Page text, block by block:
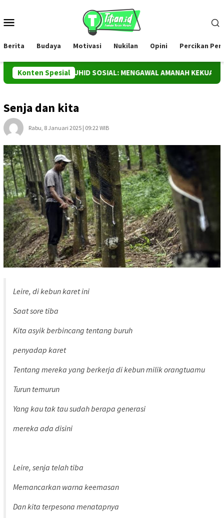
konten
Berita Budaya Motivasi Nukilan Opini Percikan
Konten Spesial
WADAS DAN TAUHID SOSIAL: MENGAWAL AMANAH KEKUASAAN
Senja dan kita
Rabu, 8 Januari 2025 | 09:22 WIB
Leire, di kebun karet ini
Saat sore tiba
Kita asyik berbincang tentang buruh
penyadap karet
Tentang mereka yang berkerja di kebun milik orangtuamu
Turun temurun
Yang kau tak tau sudah berapa generasi
mereka ada disini
Leire, senja telah tiba
Memancarkan warna keemasan
Dan kita terpesona menatapnya